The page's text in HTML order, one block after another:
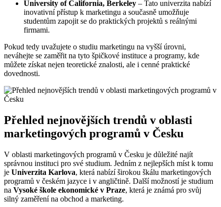
University of California, Berkeley – Tato univerzita nabízí
inovativní přístup k marketingu a současně umožňuje
studentům zapojit se do praktických projektů s reálnými
firmami.
Pokud tedy uvažujete o studiu marketingu na vyšší úrovni,
neváhejte se zaměřit na tyto špičkové instituce a programy, kde
můžete získat nejen teoretické znalosti, ale i cenné praktické
dovednosti.
Přehled nejnovějších trendů v oblasti
marketingových programů v Česku
V oblasti marketingových programů v Česku je důležité najít
správnou instituci pro své studium. Jedním z nejlepších míst k tomu
je Univerzita Karlova, která nabízí širokou škálu marketingových
programů v českém jazyce i v angličtině. Další možností je studium
na Vysoké škole ekonomické v Praze, která je známá pro svůj
silný zaměření na obchod a marketing.